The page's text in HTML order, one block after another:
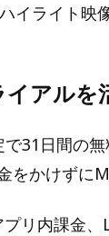
イライト映
アルを
31日間の
かけずに
リ内課金